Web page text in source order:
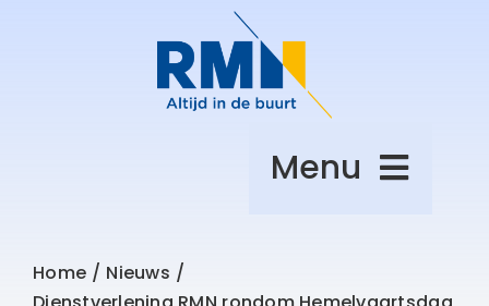
Menu
Over afval
Home
Nieuws